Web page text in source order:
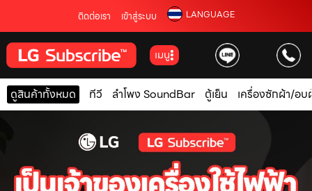
ติดต่อเรา เข้าสู่ระบบ LANGUAGE
เมนู
ดูสินค้าทั้งหมด ทีวี ลำโพง SoundBar ตู้เย็น เครื่องซักผ้า/อบ